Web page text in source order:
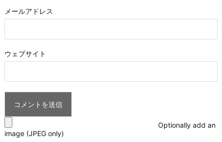
メールアドレス
ウェブサイト
Optionally add an
image (JPEG only)